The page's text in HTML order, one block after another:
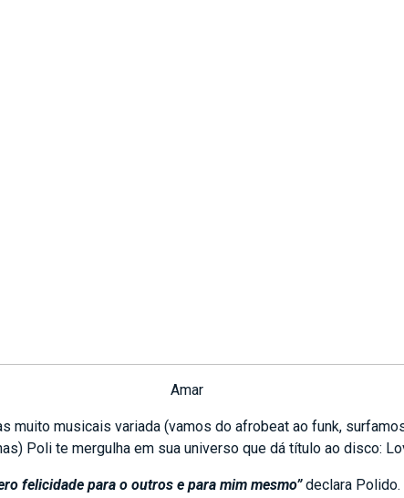
Amar
muito musicais variada (vamos do afrobeat ao funk,
Poli te mergulha em sua universo que dá título ao disco:
felicidade para o outros e para mim mesmo”declara Polido.